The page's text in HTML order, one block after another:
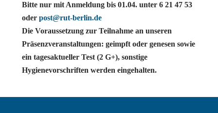
Bitte nur mit Anmeldung bis 01.04. unter 6 21 47 53
oder post@rut-berlin.de
Die Voraussetzung zur Teilnahme an unseren
Präsenzveranstaltungen: geimpft oder genesen sowie
ein tagesaktueller Test (2 G+), sonstige
Hygienevorschriften werden eingehalten.